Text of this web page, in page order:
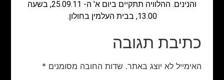
והנינים. ההלוויה תתקיים ביום א' ה- 25.09.11, בשעה
13.00, בבית העלמין בחולון.
כתיבת תגובה
האימייל לא יוצג באתר. שדות החובה מסומנים *